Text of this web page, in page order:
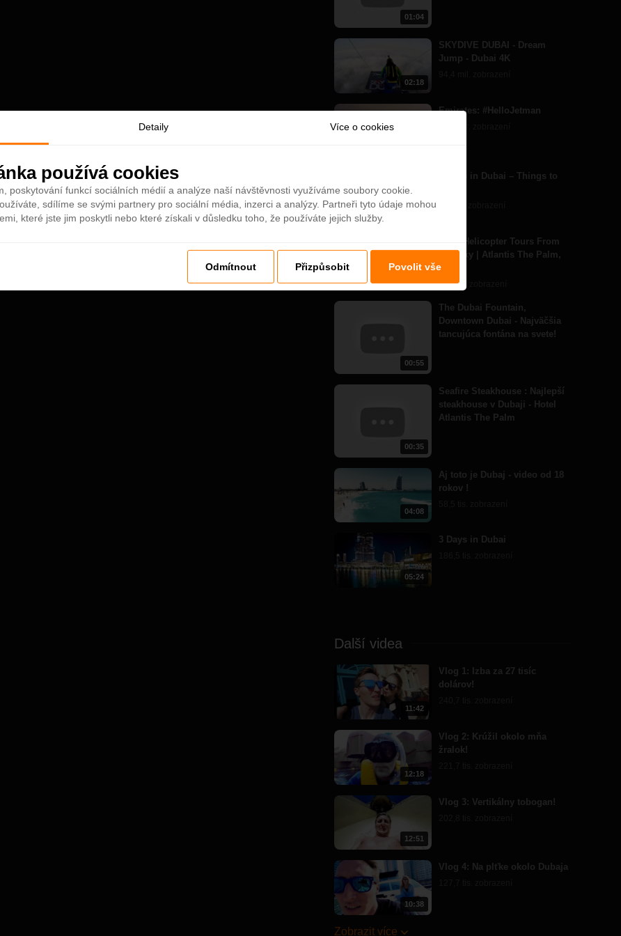
01:04
02:18
SKYDIVE DUBAI - Dream
Jump - Dubai 4K
Emirates: #HelloJetman
7 Days in Dubai – Things to
Daily Helicopter Tours From
The Sky | Atlantis The Palm,
Dubai
11,4 tis. zobrazení
00:55
The Dubai Fountain,
Downtown Dubai - Najväčšia
tancujúca fontána na svete!
00:35
Seafire Steakhouse : Najlepší
steakhouse v Dubaji - Hotel
Atlantis The Palm
04:08
Aj toto je Dubaj - video od 18
rokov !
05:24
3 Days in Dubai
Další videa
11:42
Vlog 1: Izba za 27 tisíc
dolárov!
12:18
Vlog 2: Krúžil okolo mňa
žralok!
12:51
Vlog 3: Vertikálny tobogan!
10:38
Vlog 4: Na plťke okolo Dubaja
Zobrazit více
Detaily Více o cookies
používá cookies
poskytování funkcí sociálních médií a analýze naší návštěvnosti využíváme soubory cookie.
sdílíme se svými partnery pro sociální média, inzerci a analýzy. Partneři tyto údaje mohou
které jste jim poskytli nebo které získali v důsledku toho, že používáte jejich služby.
Odmítnout Přizpůsobit Povolit vše